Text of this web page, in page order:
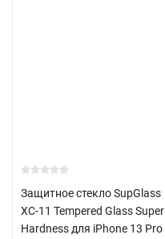
Защитное стекло SupGlass
XC-11 Tempered Glass Super
Hardness для iPhone 13 Pro